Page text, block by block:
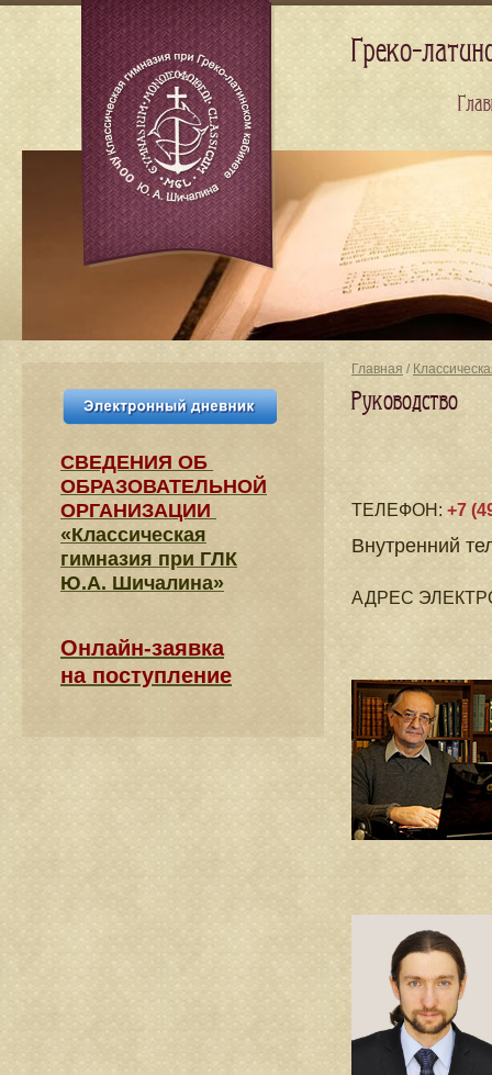
Главная /
Руководство
ТЕЛЕФОН: +7
Внутренний
АДРЕС
СВЕДЕНИЯ​ ОБ
ОБРАЗОВАТЕЛЬНОЙ
ОРГАНИЗАЦИИ
«Классическая
гимназия при ГЛК
Ю.А. Шичалина»
Онлайн-заявка
на поступление
Греко-